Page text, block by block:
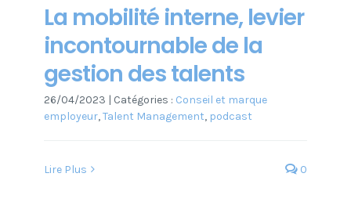
La mobilité interne, levier
incontournable de la
gestion des talents
26/04/2023 | Catégories : Conseil et marque
employeur,Talent Management, podcast
Lire Plus 0